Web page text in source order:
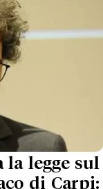
la legge sul
di Carpi: